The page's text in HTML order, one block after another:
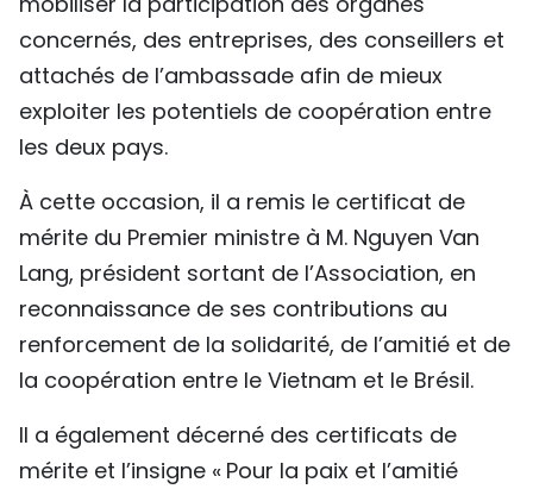
concernés, des entreprises, des conseillers et
attachés de l’ambassade afin de mieux
exploiter les potentiels de coopération entre
les deux pays.
À cette occasion, il a remis le certificat de
mérite du Premier ministre à M. Nguyen Van
Lang, président sortant de l’Association, en
reconnaissance de ses contributions au
renforcement de la solidarité, de l’amitié et de
la coopération entre le Vietnam et le Brésil.
Il a également décerné des certificats de
mérite et l’insigne « Pour la paix et l’amitié